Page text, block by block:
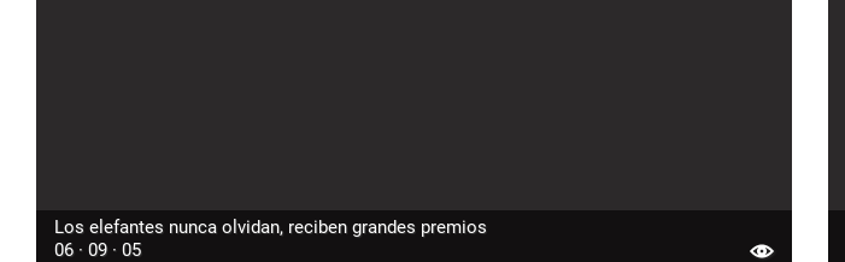
Los elefantes nunca olvidan, reciben grandes premios
06 · 09 · 05